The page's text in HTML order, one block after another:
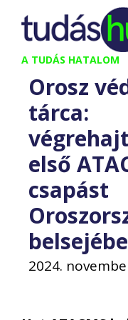
Kilépés
tartalomba
A TUDÁS HATALOM
Orosz
tárca:
első
csapást
belsejébe
2024.